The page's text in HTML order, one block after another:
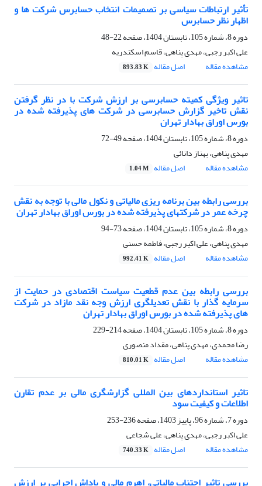
تأثیر ارتباطات سیاسی بر تصمیمات انتخاب حسابرس شرکت ها و
اظهار نظر حسابرس
دوره 8، شماره 105، تابستان 1404، صفحه
22-48
علی اکبر رجبی، مهدی پناهی، قاسم اسکندریه
مشاهده مقاله
اصل مقاله 893.83 K
تاثیر ویژگی کمیته حسابرسی بر ارزش شرکت با در نظر گرفتن
نقش تاخیر گزارش حسابرسی در شرکت های پذیرفته شده در
بورس اوراق بهادار تهران
دوره 8، شماره 105، تابستان 1404، صفحه
49-72
مهدی پناهی، بهناز دانائی
مشاهده مقاله
اصل مقاله 1.04 M
بررسی رابطه بین برنامه ریزی مالیاتی و نکول مالی با توجه به نقش
چرخه عمر در شرکتهای پذیرفته شده در بورس اوراق بهادار تهران
دوره 8، شماره 105، تابستان 1404، صفحه
73-94
مهدی پناهی، علی اکبر رجبی، فاطمه حسنی
مشاهده مقاله
اصل مقاله 992.41 K
بررسی رابطه بین عدم قطعیت سیاست اقتصادی در حمایت از
سرمایه گذار با نقش تعدیلگری ارزش وجه نقد مازاد در شرکت
های پذیرفته شده در بورس اوراق بهادار تهران
دوره 8، شماره 105، تابستان 1404، صفحه
214-229
رضا محمدی، مهدی پناهی، مقداد منصوری
مشاهده مقاله
اصل مقاله 810.01 K
تاثیر استانداردهای بین المللی گزارشگری مالی بر عدم تقارن
اطلاعات و کیفیت سود
دوره 7، شماره 96، پاییز 1403، صفحه
236-253
علی اکبر رجبی، مهدی پناهی، علی شجاعی
مشاهده مقاله
اصل مقاله 740.33 K